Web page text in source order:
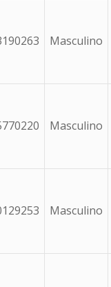
Masculino
Masculino
Masculino